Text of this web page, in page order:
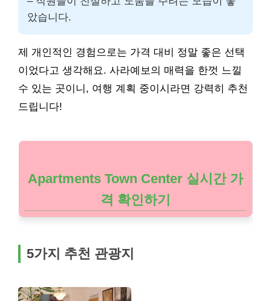
았습니다.
제 개인적인 경험으로는 가격 대비 정말 좋은 선택
이었다고 생각해요. 사라예보의 매력을 한껏 느낄
수 있는 곳이니, 여행 계획 중이시라면 강력히 추천
드립니다!
Apartments Town Center 실시간 가
격 확인하기
5가지 추천 관광지